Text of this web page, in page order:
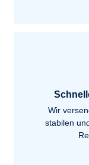
Wir
stabilen